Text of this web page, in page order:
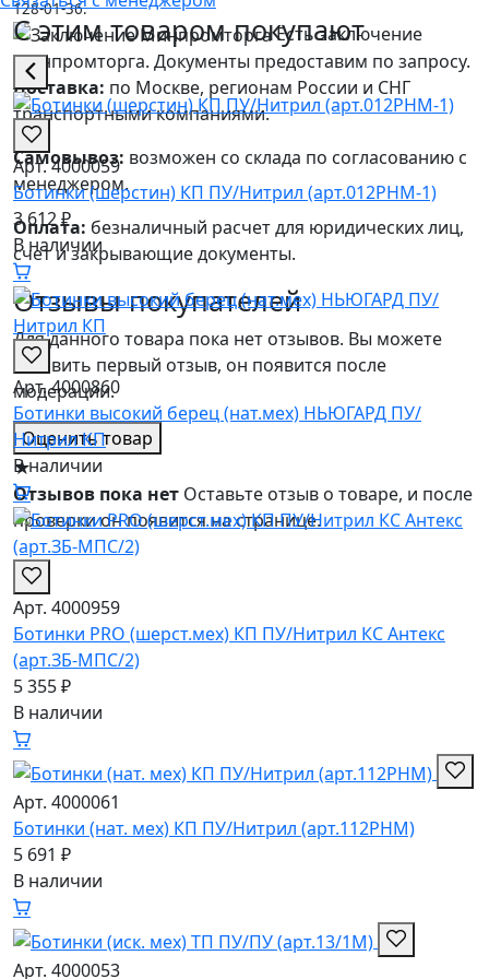
128-01-36.
Есть заключение
Минпромторга. Документы предоставим по запросу.
Доставка: по Москве, регионам России и СНГ
транспортными компаниями.
Самовывоз: возможен со склада по согласованию с
менеджером.
Оплата: безналичный расчет для юридических лиц,
счет и закрывающие документы.
Отзывы покупателей
Для данного товара пока нет отзывов. Вы можете
оставить первый отзыв, он появится после
модерации.
Оценить товар
★
Отзывов пока нет Оставьте отзыв о товаре, и после
проверки он появится на странице.
С этим товаром покупают
Арт. 4000059
Ботинки (шерстин) КП ПУ/Нитрил (арт.012РНМ-1)
3 612 ₽
В наличии
Арт. 4000860
Ботинки высокий берец (нат.мех) НЬЮГАРД ПУ/
Нитрил КП
В наличии
Арт. 4000959
Ботинки PRO (шерст.мех) КП ПУ/Hитрил КС Антекс
(арт.ЗБ-МПС/2)
5 355 ₽
В наличии
Арт. 4000061
Ботинки (нат. мех) КП ПУ/Нитрил (арт.112РНМ)
5 691 ₽
В наличии
Арт. 4000053